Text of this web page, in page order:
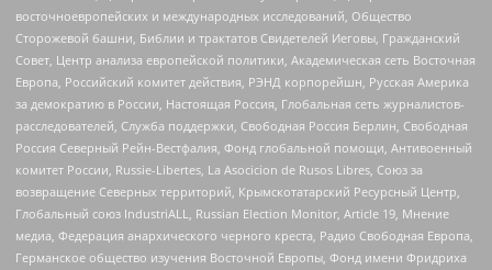
восточноевропейских и международных исследований, Общество
Сторожевой башни, Библии и трактатов Свидетелей Иеговы, Гражданский
Совет, Центр анализа европейской политики, Академическая сеть Восточная
Европа, Российский комитет действия, РЭНД корпорейшн, Русская Америка
за демократию в России, Настоящая Россия, Глобальная сеть журналистов-
расследователей, Служба поддержки, Свободная Россия Берлин, Свободная
Россия Северный Рейн-Вестфалия, Фонд глобальной помощи, Антивоенный
комитет России, Russie-Libertes, La Asocicion de Rusos Libres, Союз за
возвращение Северных территорий, Крымскотатарский Ресурсный Центр,
Глобальный союз IndustriALL, Russian Election Monitor, Article 19, Мнение
медиа, Федерация анархического черного креста, Радио Свободная Европа,
Германское общество изучения Восточной Европы, Фонд имени Фридриха